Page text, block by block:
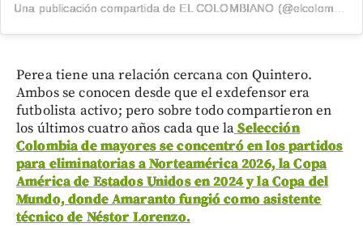
Perea tiene una relación cercana con Quintero.
Ambos se conocen desde que el exdefensor era
futbolista activo; pero sobre todo compartieron en
los últimos cuatro años cada que laSelección
Colombia de mayores se concentró en los partidos
para eliminatorias a Norteamérica 2026, la Copa
América de Estados Unidos en 2024 y la Copa del
Mundo, donde Amaranto fungió como asistente
técnico de Néstor Lorenzo.